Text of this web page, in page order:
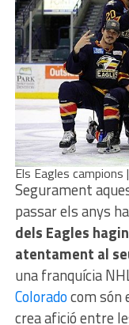
Els Eagles
Segurament
passar els anys
dels Eagles
atentament al
una franquícia
Coloradocom són
crea afició entre